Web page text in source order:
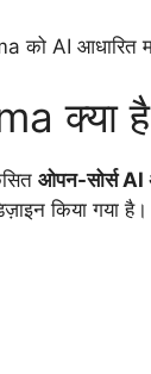
को AI आधारित
क्या
ओपन-सोर्स AI
किया गया है।